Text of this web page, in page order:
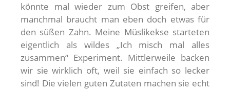
könnte mal wieder zum Obst greifen, aber
manchmal braucht man eben doch etwas für
den süßen Zahn. Meine Müslikekse starteten
eigentlich als wildes „Ich misch mal alles
zusammen“ Experiment. Mittlerweile backen
wir sie wirklich oft, weil sie einfach so lecker
sind! Die vielen guten Zutaten machen sie echt